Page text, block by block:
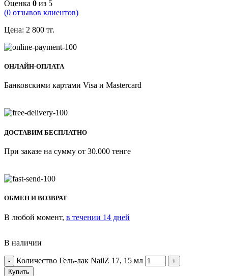
Оценка 0 из 5
(0 отзывов клиентов)
Цена: 2 800 тг.
ОНЛАЙН-ОПЛАТА
Банковскими картами Visa и Mastercard
ДОСТАВИМ БЕСПЛАТНО
При заказе на сумму от 30.000 тенге
ОБМЕН И ВОЗВРАТ
В любой момент, в течении 14 дней
В наличии
Количество Гель-лак NailZ 17, 15 мл
Купить